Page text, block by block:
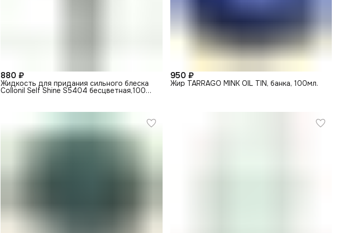
880 ₽
Жидкость для придания сильного блеска
Collonil Self Shine S5404 бесцветная,100
950 ₽
Жир TARRAGO MINK OIL TIN, банка, 100мл.